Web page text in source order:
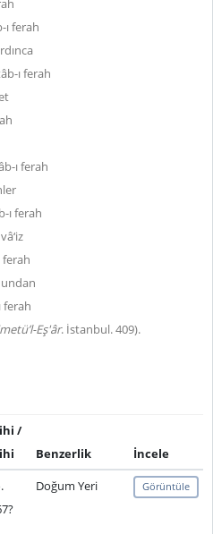
ferah
ı ferah
ı ferah
ı ferah
ferah
Eş'âr. İstanbul. 409).
/
Benzerlik
İncele
Doğum Yeri Görüntüle